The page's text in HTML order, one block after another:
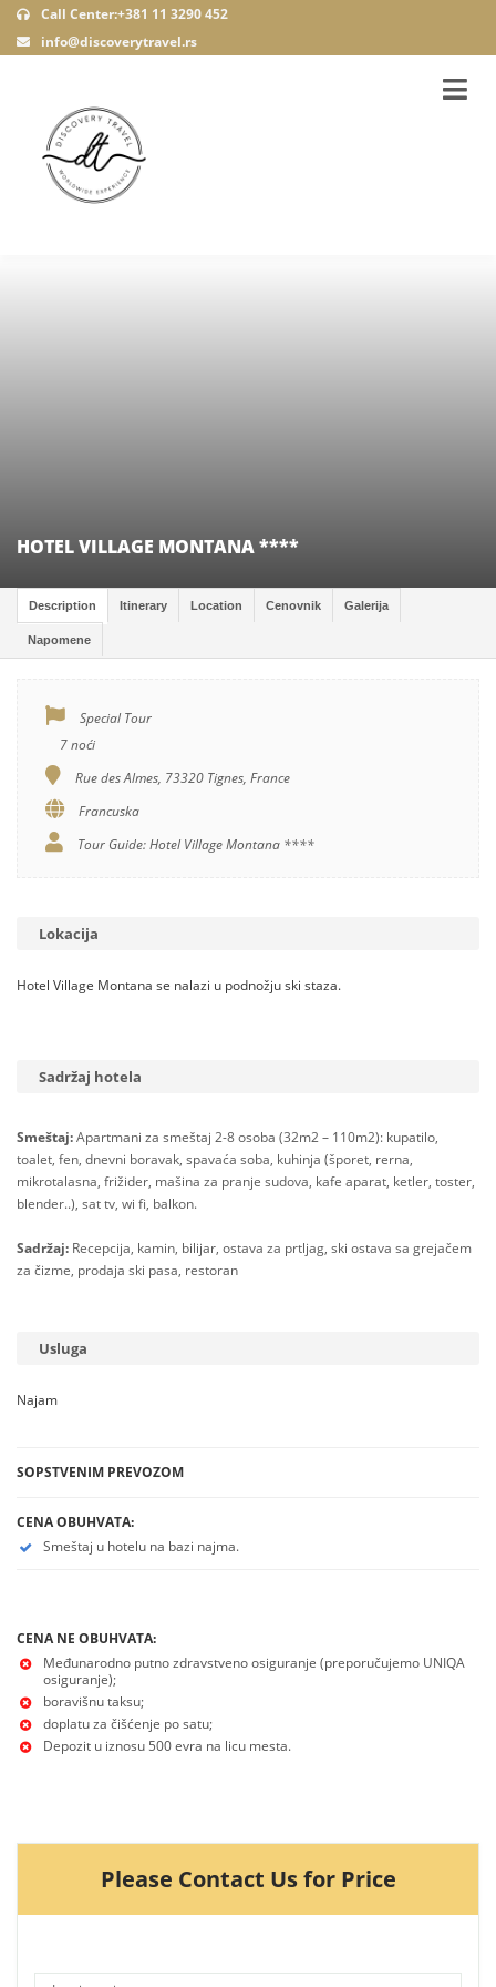
Call Center:+381 11 3290 452
info@discoverytravel.rs
HOTEL VILLAGE MONTANA ****
Description Itinerary Location Cenovnik Galerija
Napomene
Special Tour
7 noći
Rue des Almes, 73320 Tignes, France
Francuska
Tour Guide: Hotel Village Montana ****
Lokacija
Hotel Village Montana se nalazi u podnožju ski staza.
Sadržaj hotela
Smeštaj:Apartmani za smeštaj 2-8 osoba (32m2 – 110m2): kupatilo,
toalet, fen, dnevni boravak, spavaća soba, kuhinja (šporet, rerna,
mikrotalasna, frižider, mašina za pranje sudova, kafe aparat, ketler, toster,
blender..), sat tv, wi fi, balkon.
Sadržaj: Recepcija, kamin, bilijar, ostava za prtljag, ski ostava sa grejačem
za čizme, prodaja ski pasa, restoran
Usluga
Najam
SOPSTVENIM PREVOZOM
CENA OBUHVATA:
Smeštaj u hotelu na bazi najma.
CENA NE OBUHVATA:
Međunarodno putno zdravstveno osiguranje (preporučujemo UNIQA
osiguranje);
boravišnu taksu;
doplatu za čišćenje po satu;
Depozit u iznosu 500 evra na licu mesta.
Please Contact Us for Price